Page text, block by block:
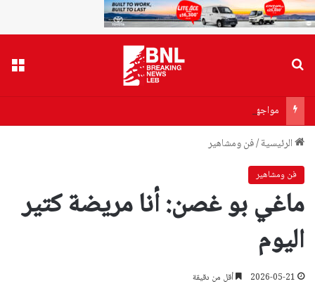
مواجهة الاحتكار والتواطؤ… البساط يراهن على هيئة المنافسة
الرئيسية/فن ومشاهير
فن ومشاهير
ماغي بو غصن: أنا مريضة كتير
اليوم
2026-05-21 أقل من دقيقة